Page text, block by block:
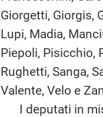
Giorgetti, Giorgis,
Lupi, Madia,
Piepoli, Pisicchio,
Rughetti, Sanga,
Valente, Velo e
I deputati in